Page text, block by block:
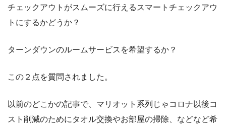
チェックアウトがスムーズに行えるスマートチェックアウ
トにするかどうか？
ターンダウンのルームサービスを希望するか？
この２点を質問されました。
以前のどこかの記事で、マリオット系列じゃコロナ以後コ
スト削減のためにタオル交換やお部屋の掃除、などなど希